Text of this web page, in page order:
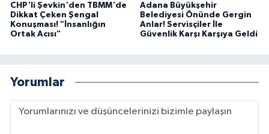
CHP'li Şevkin'den TBMM'de
Dikkat Çeken Şengal
Konuşması! "İnsanlığın
Ortak Acısı"
Adana Büyükşehir
Belediyesi Önünde Gergin
Anlar! Servisçiler İle
Güvenlik Karşı Karşıya Geldi
Yorumlar